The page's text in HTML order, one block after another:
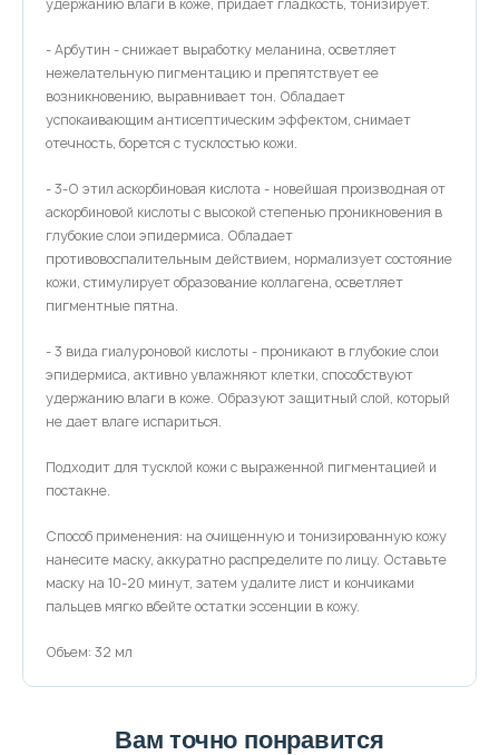
удержанию влаги в коже, придает гладкость, тонизирует.
- Арбутин - снижает выработку меланина, осветляет
нежелательную пигментацию и препятствует ее
возникновению, выравнивает тон. Обладает
успокаивающим антисептическим эффектом, снимает
отечность, борется с тусклостью кожи.
- 3-О этил аскорбиновая кислота - новейшая производная от
аскорбиновой кислоты с высокой степенью проникновения в
глубокие слои эпидермиса. Обладает
противовоспалительным действием, нормализует состояние
кожи, стимулирует образование коллагена, осветляет
пигментные пятна.
- 3 вида гиалуроновой кислоты - проникают в глубокие слои
эпидермиса, активно увлажняют клетки, способствуют
удержанию влаги в коже. Образуют защитный слой, который
не дает влаге испариться.
Подходит для тусклой кожи с выраженной пигментацией и
постакне.
Способ применения: на очищенную и тонизированную кожу
нанесите маску, аккуратно распределите по лицу. Оставьте
маску на 10-20 минут, затем удалите лист и кончиками
пальцев мягко вбейте остатки эссенции в кожу.
Объем: 32 мл
Вам точно понравится